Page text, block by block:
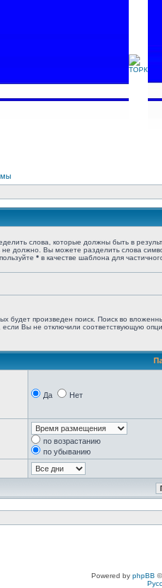
слова, которые должны быть в
не должно. Вы можете разделить слова
* в качестве шаблона для
будет произведен поиск. Поиск во
если Вы не отключили соответствующую
Да Нет
по возрастанию
по убыванию
Powered by phpBB